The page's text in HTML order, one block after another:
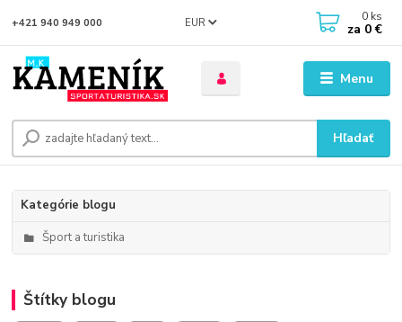
Menu
EUR
Hľadať
+421 940 949 000 0 ks
za 0 €
Kategórie blogu
Šport a turistika
Štítky blogu